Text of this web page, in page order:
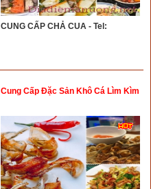
CUNG CẤP CHẢ CUA - Tel:
Cung Cấp Đặc Sản Khô Cá Lìm Kìm